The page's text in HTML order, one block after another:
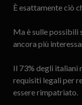
È esattamente ciò
Ma è sulle possibili
ancora più
Il 73% degli italiani
requisiti legali per
essere rimpatriato.